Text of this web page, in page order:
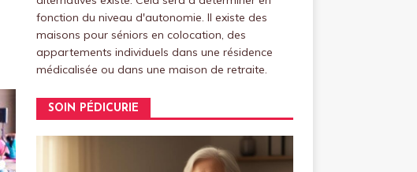
fonction du niveau d'autonomie. Il existe des
maisons pour séniors en colocation, des
appartements individuels dans une résidence
médicalisée ou dans une maison de retraite.
SOIN PÉDICURIE